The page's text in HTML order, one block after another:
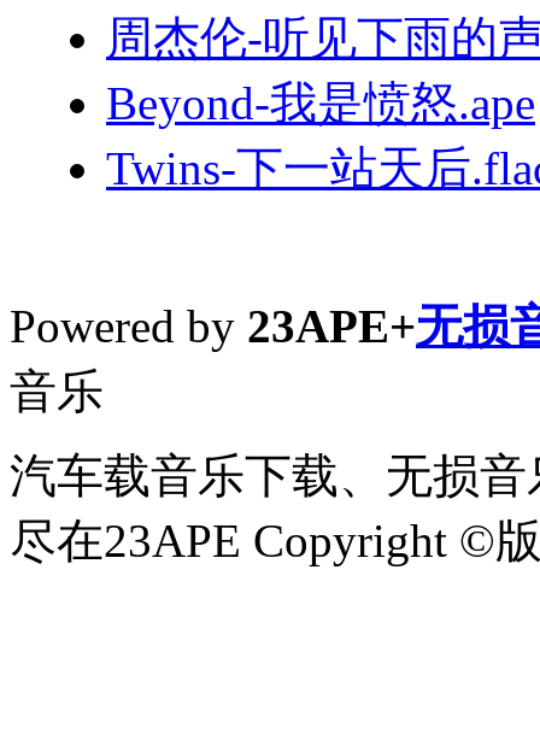
周杰伦-听见下雨的
Beyond-我是愤怒.ape
Twins-下一站天后
Powered by 23APE+无损
音乐
汽车载音乐下载、无损
尽在23APE Copyright ©